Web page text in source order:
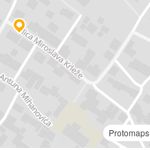
Protomaps